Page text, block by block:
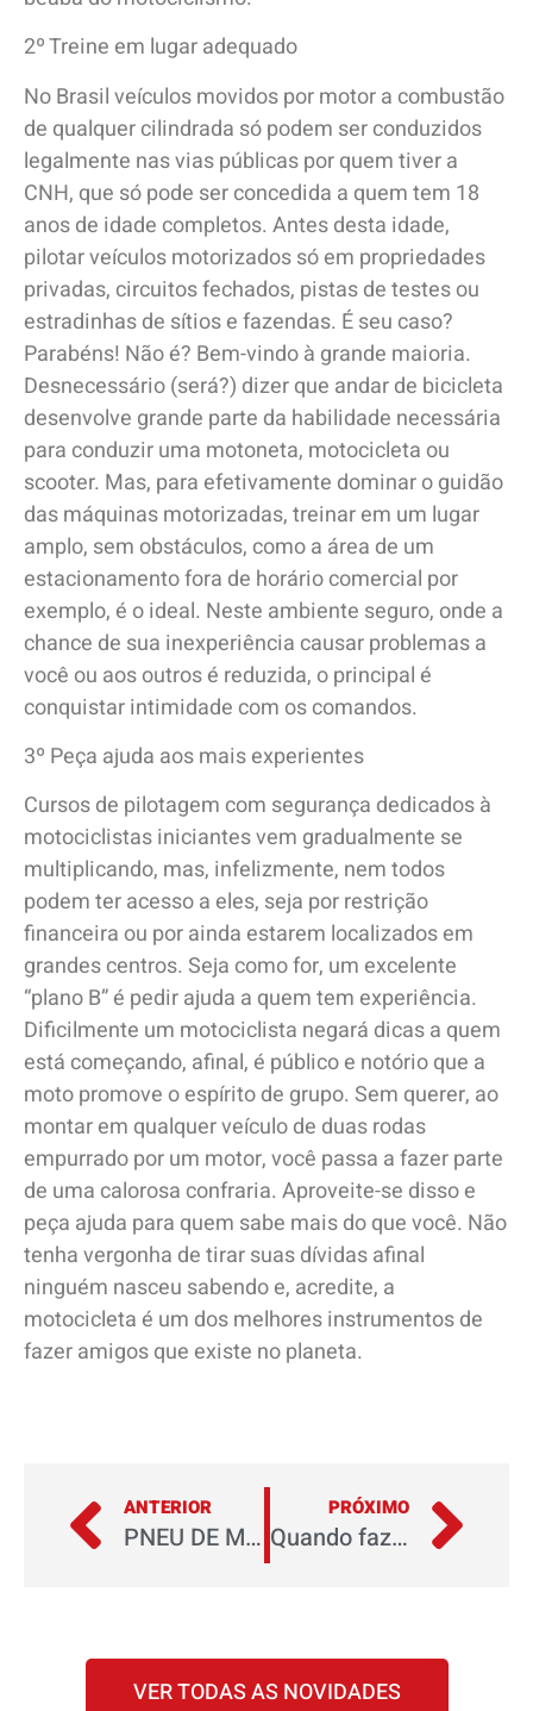
2º Treine em lugar adequado
No Brasil veículos movidos por motor a combustão
de qualquer cilindrada só podem ser conduzidos
legalmente nas vias públicas por quem tiver a
CNH, que só pode ser concedida a quem tem 18
anos de idade completos. Antes desta idade,
pilotar veículos motorizados só em propriedades
privadas, circuitos fechados, pistas de testes ou
estradinhas de sítios e fazendas. É seu caso?
Parabéns! Não é? Bem-vindo à grande maioria.
Desnecessário (será?) dizer que andar de bicicleta
desenvolve grande parte da habilidade necessária
para conduzir uma motoneta, motocicleta ou
scooter. Mas, para efetivamente dominar o guidão
das máquinas motorizadas, treinar em um lugar
amplo, sem obstáculos, como a área de um
estacionamento fora de horário comercial por
exemplo, é o ideal. Neste ambiente seguro, onde a
chance de sua inexperiência causar problemas a
você ou aos outros é reduzida, o principal é
conquistar intimidade com os comandos.
3º Peça ajuda aos mais experientes
Cursos de pilotagem com segurança dedicados à
motociclistas iniciantes vem gradualmente se
multiplicando, mas, infelizmente, nem todos
podem ter acesso a eles, seja por restrição
financeira ou por ainda estarem localizados em
grandes centros. Seja como for, um excelente
“plano B” é pedir ajuda a quem tem experiência.
Dificilmente um motociclista negará dicas a quem
está começando, afinal, é público e notório que a
moto promove o espírito de grupo. Sem querer, ao
montar em qualquer veículo de duas rodas
empurrado por um motor, você passa a fazer parte
de uma calorosa confraria. Aproveite-se disso e
peça ajuda para quem sabe mais do que você. Não
tenha vergonha de tirar suas dívidas afinal
ninguém nasceu sabendo e, acredite, a
motocicleta é um dos melhores instrumentos de
fazer amigos que existe no planeta.
ANTERIOR
PNEU DE MOTO – SAIBA O QUE É MITO E O QUE É VERDADE
PRÓXIMO
Quando fazer a revisão de sua Honda?
VER TODAS AS NOVIDADES